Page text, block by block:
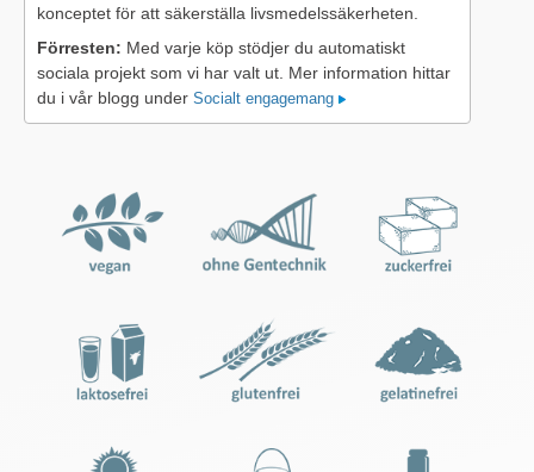
konceptet för att säkerställa livsmedelssäkerheten.
Förresten: Med varje köp stödjer du automatiskt
sociala projekt som vi har valt ut. Mer information hittar
du i vår blogg under Socialt engagemang